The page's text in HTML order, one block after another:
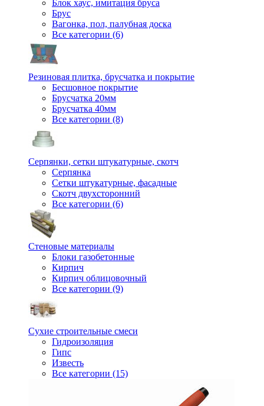
Блок хаус, имитация бруса
Брус
Вагонка, пол, палубная доска
Все категории (6)
Резиновая плитка, брусчатка и покрытие
Бесшовное покрытие
Брусчатка 20мм
Брусчатка 40мм
Все категории (8)
Серпянки, сетки штукатурные, скотч
Серпянка
Сетки штукатурные, фасадные
Скотч двухсторонний
Все категории (6)
Стеновые материалы
Блоки газобетонные
Кирпич
Кирпич облицовочный
Все категории (9)
Сухие строительные смеси
Гидроизоляция
Гипс
Известь
Все категории (15)